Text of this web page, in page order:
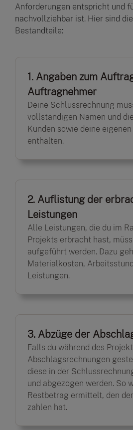
Anforderungen entspricht und
nachvollziehbar ist. Hier sind
Bestandteile:
1. Angaben zum
Auftragnehmer
Deine Schlussrechnung
vollständigen Namen und
Kunden sowie deine
enthalten.
2. Auflistung der
Leistungen
Alle Leistungen, die du im
Projekts erbracht hast,
aufgeführt werden. Dazu
Materialkosten,
Leistungen.
3. Abzüge der
Falls du während des
Abschlagsrechnungen
diese in der
und abgezogen werden. So
Restbetrag ermittelt, den
zahlen hat.